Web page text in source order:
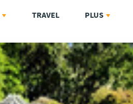
TRAVEL PLUS